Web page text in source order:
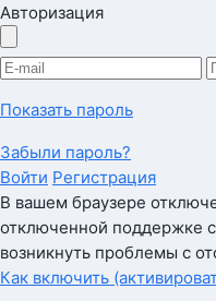
Авторизация
Показать пароль
Забыли пароль?
Войти Регистрация
В вашем браузере
отключенной поддержке
возникнуть проблемы с
Как включить